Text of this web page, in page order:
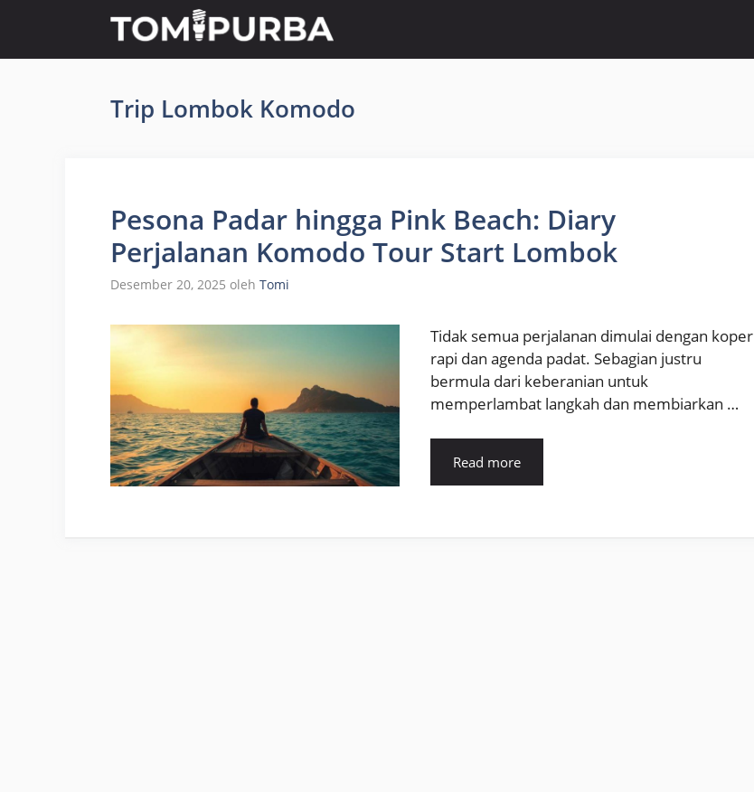
isi
Trip Lombok Komodo
Pesona Padar hingga Pink Beach: Diary
Perjalanan Komodo Tour Start Lombok
Desember 20, 2025 oleh Tomi
Tidak semua perjalanan dimulai dengan koper
rapi dan agenda padat. Sebagian justru
bermula dari keberanian untuk
memperlambat langkah dan membiarkan …
Read more